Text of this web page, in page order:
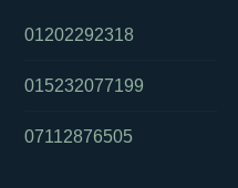
01202292318
015232077199
07112876505